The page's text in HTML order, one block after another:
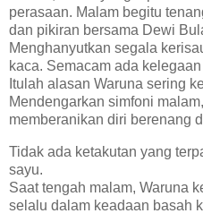
perasaan. Malam begitu
dan pikiran bersama Dewi
Menghanyutkan segala
kaca. Semacam ada
Itulah alasan Waruna sering
Mendengarkan simfoni
memberanikan diri berenang
Tidak ada ketakutan yang
sayu.
Saat tengah malam, Waruna
selalu dalam keadaan basah